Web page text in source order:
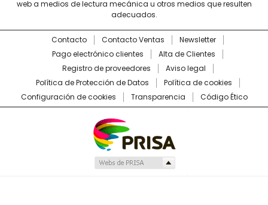
web a medios de lectura mecánica u otros medios que resulten
adecuados.
Contacto Contacto Ventas
Newsletter
Pago electrónico clientes
Alta de Clientes
Registro de proveedores
Aviso legal
Política de Protección de Datos
Política de cookies
Configuración de cookies
Transparencia Código Ético